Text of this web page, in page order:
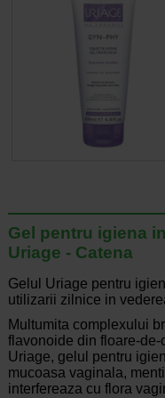
Gel pentru igiena
Uriage - Catena
Gelul Uriage pentru
utilizarii zilnice in
Multumita complexului
flavonoide din floare-
Uriage, gelul pentru
mucoasa vaginala,
interfereaza cu flora